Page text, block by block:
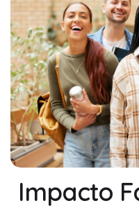
Impacto